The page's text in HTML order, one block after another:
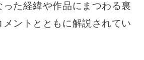
た経緯や作品にまつわる裏
ントとともに解説されてい